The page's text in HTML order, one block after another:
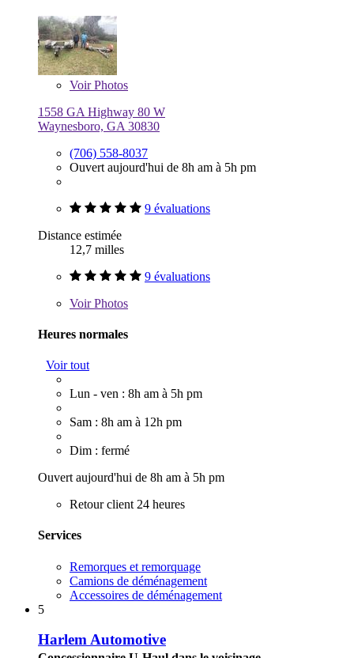
VoirPhotos
1558 GA Highway 80 W
Waynesboro, GA 30830
(706) 558-8037
Ouvert aujourd'hui de 8h am à 5h pm
9 évaluations
Distance estimée
12,7 milles
9 évaluations
VoirPhotos
Heures normales
Voir tout
Lun - ven : 8h am à 5h pm
Sam : 8h am à 12h pm
Dim : fermé
Ouvert aujourd'hui de 8h am à 5h pm
Retour client 24 heures
Services
Remorques et remorquage
Camions de déménagement
Accessoires de déménagement
5
Harlem Automotive